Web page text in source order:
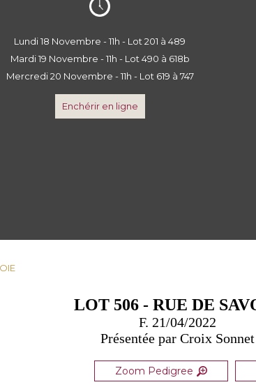
Lundi 18 Novembre - 11h - Lot 201 à 489
Mardi 19 Novembre - 11h - Lot 490 à 618b
Mercredi 20 Novembre - 11h - Lot 619 à 747
Enchérir en ligne
LOT 506 - RUE DE
F. 21/04/2022
Présentée par Croix Sonnet
Zoom Pedigree